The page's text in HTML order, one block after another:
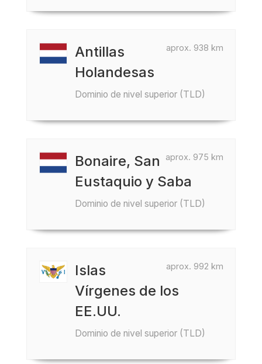
aprox. 938 km
Antillas
Holandesas
Dominio de nivel superior (TLD)
aprox. 975 km
Bonaire, San
Eustaquio y Saba
Dominio de nivel superior (TLD)
aprox. 992 km
Islas
Vírgenes de los
EE.UU.
Dominio de nivel superior (TLD)